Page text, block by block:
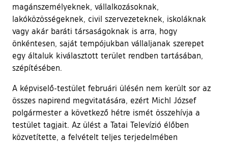
magánszemélyeknek, vállalkozásoknak,
lakóközösségeknek, civil szervezeteknek, iskoláknak
vagy akár baráti társaságoknak is arra, hogy
önkéntesen, saját tempójukban vállaljanak szerepet
egy általuk kiválasztott terület rendben tartásában,
szépítésében.
A képviselő-testület februári ülésén nem került sor az
összes napirend megvitatására, ezért Michl József
polgármester a következő hétre ismét összehívja a
testület tagjait. Az ülést a Tatai Televízió élőben
közvetítette, a felvételt teljes terjedelmében